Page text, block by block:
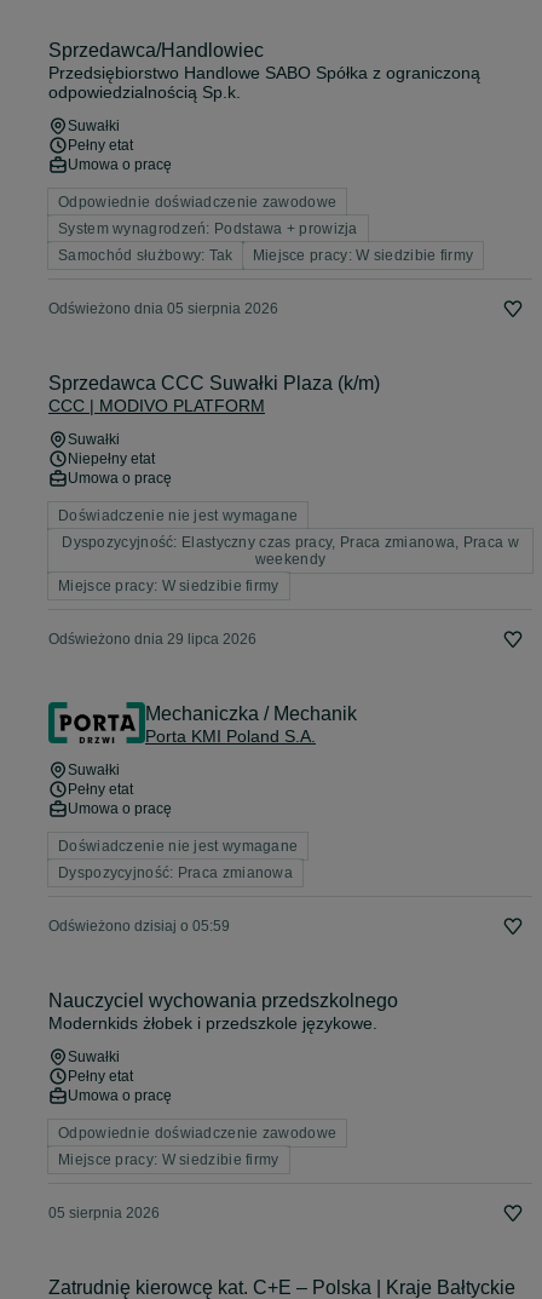
Sprzedawca/Handlowiec
Przedsiębiorstwo Handlowe SABO Spółka z ograniczoną
odpowiedzialnością Sp.k.
Suwałki
Pełny etat
Umowa o pracę
Odpowiednie doświadczenie zawodowe
System wynagrodzeń: Podstawa + prowizja
Samochód służbowy: Tak
Miejsce pracy: W siedzibie firmy
Odświeżono dnia 05 sierpnia 2026
Sprzedawca CCC Suwałki Plaza (k/m)
CCC | MODIVO PLATFORM
Suwałki
Niepełny etat
Umowa o pracę
Doświadczenie nie jest wymagane
Dyspozycyjność: Elastyczny czas pracy, Praca zmianowa, Praca w
weekendy
Miejsce pracy: W siedzibie firmy
Odświeżono dnia 29 lipca 2026
Mechaniczka / Mechanik
Porta KMI Poland S.A.
Suwałki
Pełny etat
Umowa o pracę
Doświadczenie nie jest wymagane
Dyspozycyjność: Praca zmianowa
Odświeżono dzisiaj o 05:59
Nauczyciel wychowania przedszkolnego
Modernkids żłobek i przedszkole językowe.
Suwałki
Pełny etat
Umowa o pracę
Odpowiednie doświadczenie zawodowe
Miejsce pracy: W siedzibie firmy
05 sierpnia 2026
Zatrudnię kierowcę kat. C+E – Polska | Kraje Bałtyckie